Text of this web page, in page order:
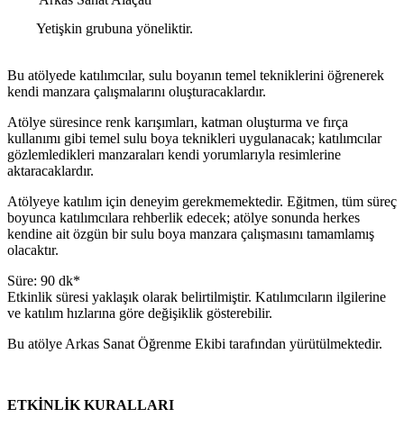
Yetişkin grubuna yöneliktir.
Bu atölyede katılımcılar, sulu boyanın temel tekniklerini öğrenerek
kendi manzara çalışmalarını oluşturacaklardır.
Atölye süresince renk karışımları, katman oluşturma ve fırça
kullanımı gibi temel sulu boya teknikleri uygulanacak; katılımcılar
gözlemledikleri manzaraları kendi yorumlarıyla resimlerine
aktaracaklardır.
Atölyeye katılım için deneyim gerekmemektedir. Eğitmen, tüm süreç
boyunca katılımcılara rehberlik edecek; atölye sonunda herkes
kendine ait özgün bir sulu boya manzara çalışmasını tamamlamış
olacaktır.
Süre: 90 dk*
Etkinlik süresi yaklaşık olarak belirtilmiştir. Katılımcıların ilgilerine
ve katılım hızlarına göre değişiklik gösterebilir.
Bu atölye Arkas Sanat Öğrenme Ekibi tarafından yürütülmektedir.
ETKİNLİK KURALLARI